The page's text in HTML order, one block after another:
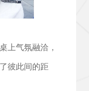
上气氛融洽，
彼此间的距